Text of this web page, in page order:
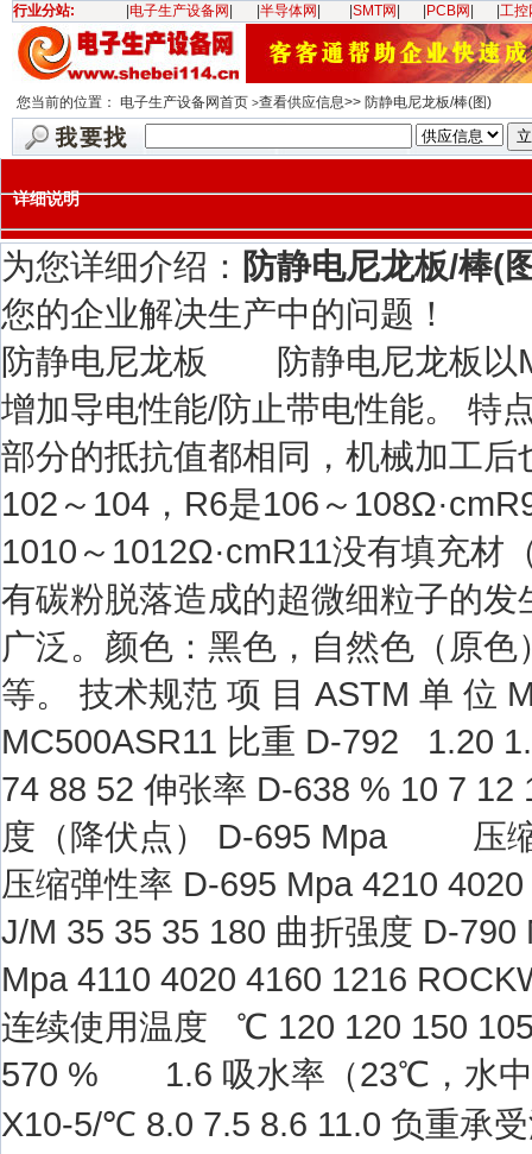
行业分站: 电子生产设备网 半导体网 SMT网 PCB网 工控
您当前的位置： 电子生产设备网首页 >查看供应信息>> 防静电尼龙板/棒(图)
详细说明
为您详细介绍： 防静电尼龙板/棒(
您的企业解决生产中的问题！
防静电尼龙板 防静电尼龙板以
增加导电性能/防止带电性能。 特
部分的抵抗值都相同，机械加工
102～104，R6是106～
1010～1012Ω·cmR11没有填充材
有碳粉脱落造成的超微细粒子的
广泛。颜色：黑色，自然色（原
等。 技术规范 项 目 ASTM 单 位
MC500ASR11 比重 D-792 1.20
74 88 52 伸张率 D-638 % 10 7
度（降伏点） D-695 Mpa 压缩
压缩弹性率 D-695 Mpa 4210
J/M 35 35 35 180 曲折强度 D-
Mpa 4110 4020 4160 1216
连续使用温度 ℃ 120 120 150
570 % 1.6 吸水率（23℃，水
X10-5/℃ 8.0 7.5 8.6 11.0 负重承